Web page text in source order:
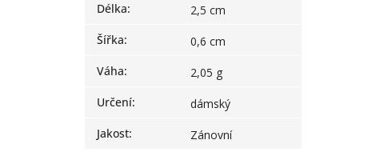
Délka:
2,5 cm
Šířka:
0,6 cm
Váha:
2,05 g
Určení:
dámský
Jakost: Zánovní